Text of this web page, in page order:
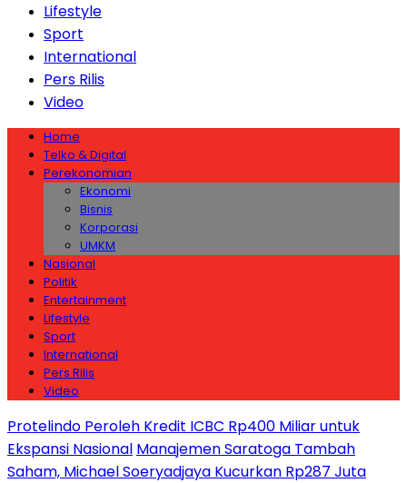
Lifestyle
Sport
International
Pers Rilis
Video
Home
Telko & Digital
Perekonomian
Ekonomi
Bisnis
Korporasi
UMKM
Nasional
Politik
Entertainment
Lifestyle
Sport
International
Pers Rilis
Video
Protelindo Peroleh Kredit ICBC Rp400 Miliar untuk
Ekspansi Nasional Manajemen Saratoga Tambah
Saham, Michael Soeryadjaya Kucurkan Rp287 Juta